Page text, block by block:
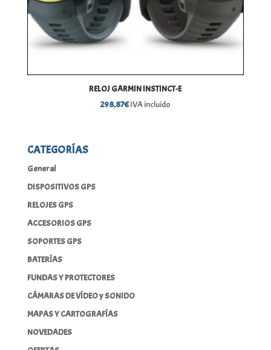
RELOJ GARMIN INSTINCT-E
298,87€IVA incluido
CATEGORÍAS
General
DISPOSITIVOS GPS
RELOJES GPS
ACCESORIOS GPS
SOPORTES GPS
BATERÍAS
FUNDAS Y PROTECTORES
CÁMARAS DE VÍDEO y SONIDO
MAPAS Y CARTOGRAFÍAS
NOVEDADES